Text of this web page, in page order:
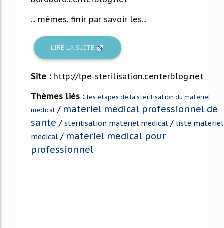
... mêmes. finir par savoir les...
LIRE LA SUITE
Site : http://tpe-sterilisation.centerblog.net
Thèmes liés : les etapes de la sterilisation du materiel
medical / materiel medical professionnel de
sante / sterilisation materiel medical / liste materiel
medical / materiel medical pour
professionnel